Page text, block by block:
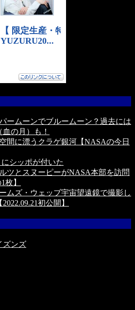
ームーンでブルームーン？過去には
の月）も！
間に漂うクラゲ銀河【NASAの今日
にシッポが付いた
ツとスヌーピーがNASA本部を訪問
枚】
ムズ・ウェッブ宇宙望遠鏡で撮影し
初公開】
ズンズ